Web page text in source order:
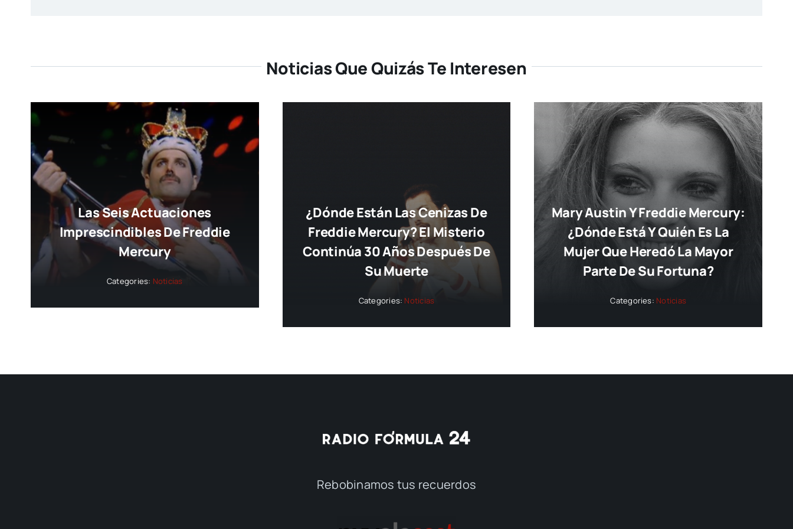
Noticias Que Quizás Te Interesen
Las Seis Actuaciones
Imprescindibles De Freddie
Mercury
Categories: Noticias
¿Dónde Están Las Cenizas De
Freddie Mercury? El Misterio
Continúa 30 Años Después De
Su Muerte
Categories: Noticias
Mary Austin Y Freddie Mercury:
¿dónde Está Y Quién Es La
Mujer Que Heredó La Mayor
Parte De Su Fortuna?
Categories: Noticias
Rebobinamos tus recuerdos